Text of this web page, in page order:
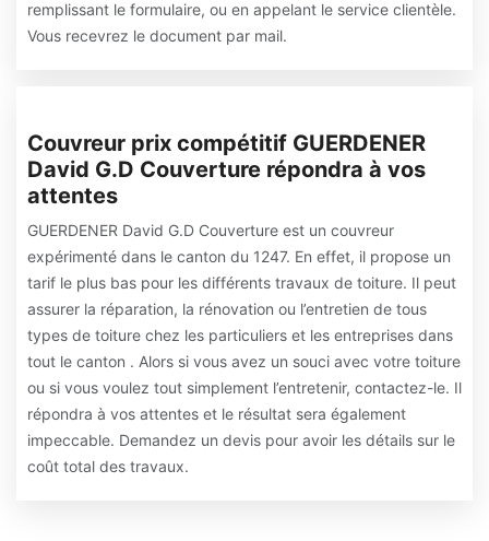
remplissant le formulaire, ou en appelant le service clientèle.
Vous recevrez le document par mail.
Couvreur prix compétitif GUERDENER
David G.D Couverture répondra à vos
attentes
GUERDENER David G.D Couverture est un couvreur
expérimenté dans le canton du 1247. En effet, il propose un
tarif le plus bas pour les différents travaux de toiture. Il peut
assurer la réparation, la rénovation ou l’entretien de tous
types de toiture chez les particuliers et les entreprises dans
tout le canton . Alors si vous avez un souci avec votre toiture
ou si vous voulez tout simplement l’entretenir, contactez-le. Il
répondra à vos attentes et le résultat sera également
impeccable. Demandez un devis pour avoir les détails sur le
coût total des travaux.